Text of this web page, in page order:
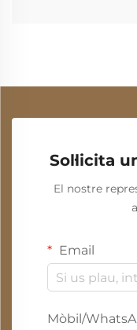
Sol·licita
El nostre
Email
Mòbil/